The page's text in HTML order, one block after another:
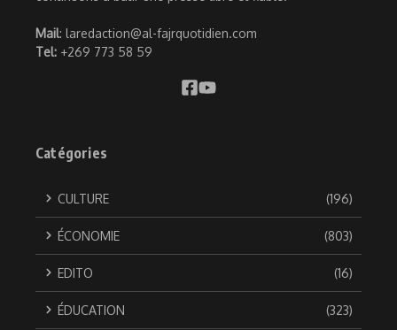
Mail: laredaction@al-fajrquotidien.com
Tel: +269 773 58 59
Catégories
CULTURE (196)
ÉCONOMIE (803)
EDITO (16)
ÉDUCATION (323)